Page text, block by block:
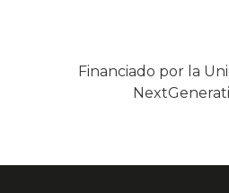
Financiado por la